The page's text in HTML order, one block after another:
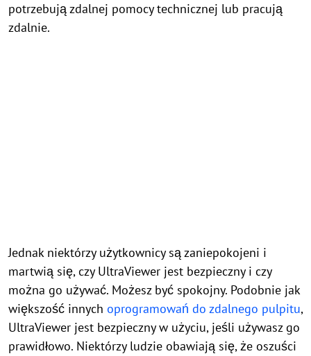
potrzebują zdalnej pomocy technicznej lub pracują
zdalnie.
Jednak niektórzy użytkownicy są zaniepokojeni i
martwią się, czy UltraViewer jest bezpieczny i czy
można go używać. Możesz być spokojny. Podobnie jak
większość innych oprogramowań do zdalnego pulpitu,
UltraViewer jest bezpieczny w użyciu, jeśli używasz go
prawidłowo. Niektórzy ludzie obawiają się, że oszuści